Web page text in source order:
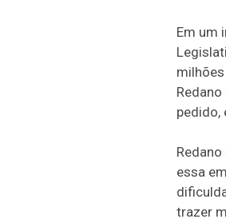
Em um
pedido,
essa
trazer